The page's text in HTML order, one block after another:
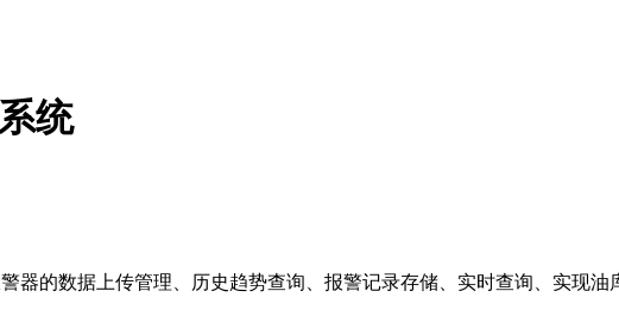
统
器的数据上传管理、历史趋势查询、报警记录存储、实时查询、实现